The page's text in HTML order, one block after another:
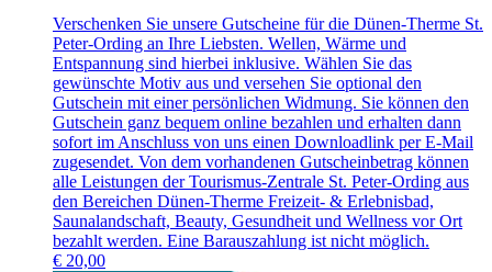
Verschenken Sie unsere Gutscheine für die Dünen-Therme St.
Peter-Ording an Ihre Liebsten. Wellen, Wärme und
Entspannung sind hierbei inklusive. Wählen Sie das
gewünschte Motiv aus und versehen Sie optional den
Gutschein mit einer persönlichen Widmung. Sie können den
Gutschein ganz bequem online bezahlen und erhalten dann
sofort im Anschluss von uns einen Downloadlink per E-Mail
zugesendet. Von dem vorhandenen Gutscheinbetrag können
alle Leistungen der Tourismus-Zentrale St. Peter-Ording aus
den Bereichen Dünen-Therme Freizeit- & Erlebnisbad,
Saunalandschaft, Beauty, Gesundheit und Wellness vor Ort
bezahlt werden. Eine Barauszahlung ist nicht möglich.
€ 20,00